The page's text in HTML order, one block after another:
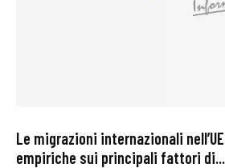
Le migrazioni internazionali
empiriche sui principali fattori di...